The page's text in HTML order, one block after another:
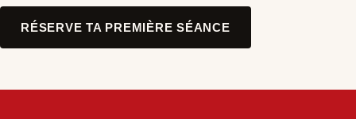
RÉSERVE TA PREMIÈRE SÉANCE